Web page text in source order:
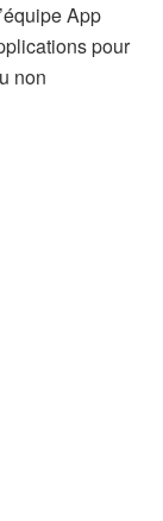
App
pour
non